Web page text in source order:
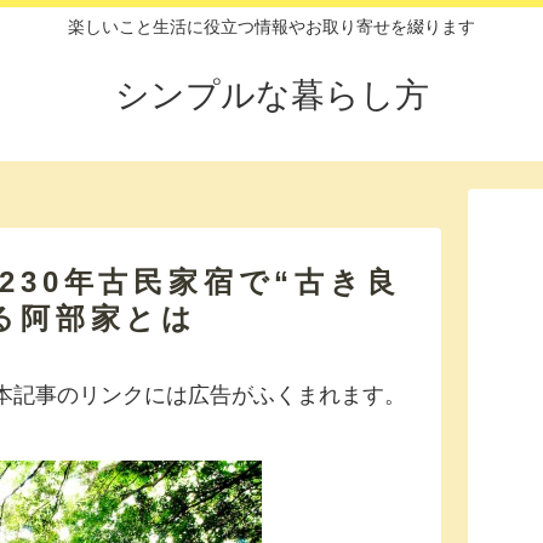
楽しいこと生活に役立つ情報やお取り寄せを綴ります
シンプルな暮らし方
年古民家宿で“古き良
阿部家とは
記事のリンクには広告がふくまれます。